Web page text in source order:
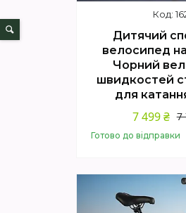
Дитячий
велосипед
Чорний
швидкостей
для
7
7 499 ₴
Готово до відправки